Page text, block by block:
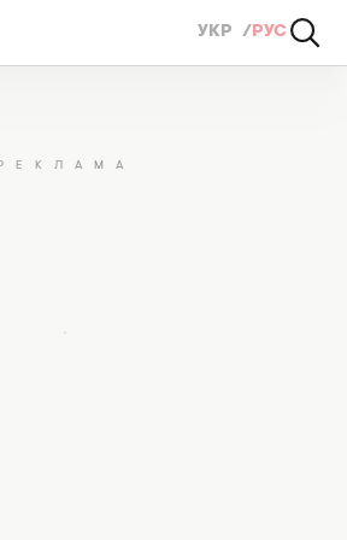
УКР РУС
(ФОТО)